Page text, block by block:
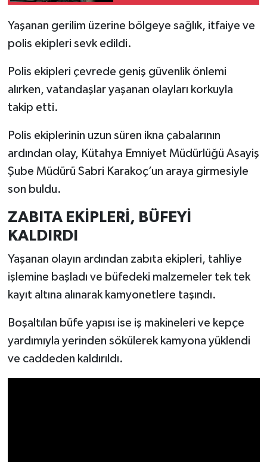
Yaşanan gerilim üzerine bölgeye sağlık, itfaiye ve
polis ekipleri sevk edildi.
Polis ekipleri çevrede geniş güvenlik önlemi
alırken, vatandaşlar yaşanan olayları korkuyla
takip etti.
Polis ekiplerinin uzun süren ikna çabalarının
ardından olay, Kütahya Emniyet Müdürlüğü Asayiş
Şube Müdürü Sabri Karakoç’un araya girmesiyle
son buldu.
ZABITA EKİPLERİ, BÜFEYİ
KALDIRDI
Yaşanan olayın ardından zabıta ekipleri, tahliye
işlemine başladı ve büfedeki malzemeler tek tek
kayıt altına alınarak kamyonetlere taşındı.
Boşaltılan büfe yapısı ise iş makineleri ve kepçe
yardımıyla yerinden sökülerek kamyona yüklendi
ve caddeden kaldırıldı.
Resmi İlan
Rüya Tabirleri
Sağlık
Şaphane
Siyaset
Spor
Tavşanlı
Teknoloji
Video Galeri
Yaşam